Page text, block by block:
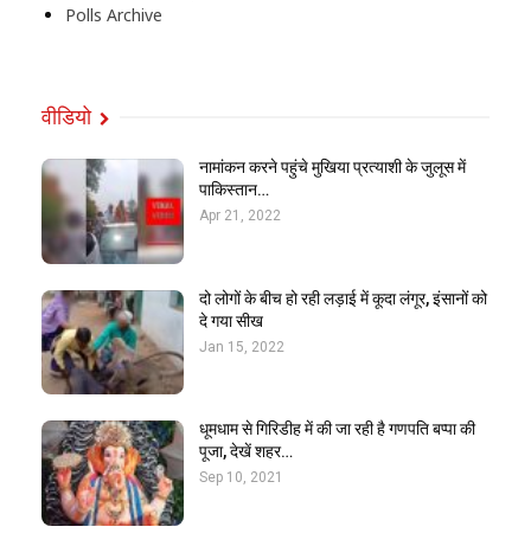
Polls Archive
वीडियो
नामांकन करने पहुंचे मुखिया प्रत्याशी के जुलूस में
पाकिस्तान…
Apr 21, 2022
दो लोगों के बीच हो रही लड़ाई में कूदा लंगूर, इंसानों को
दे गया सीख
Jan 15, 2022
धूमधाम से गिरिडीह में की जा रही है गणपति बप्पा की
पूजा, देखें शहर…
Sep 10, 2021